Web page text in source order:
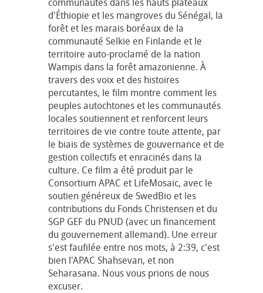
d'Éthiopie et les mangroves du Sénégal, la
forêt et les marais boréaux de la
communauté Selkie en Finlande et le
territoire auto-proclamé de la nation
Wampis dans la forêt amazonienne. À
travers des voix et des histoires
percutantes, le film montre comment les
peuples autochtones et les communautés
locales soutiennent et renforcent leurs
territoires de vie contre toute attente, par
le biais de systèmes de gouvernance et de
gestion collectifs et enracinés dans la
culture. Ce film a été produit par le
Consortium APAC et LifeMosaic, avec le
soutien généreux de SwedBio et les
contributions du Fonds Christensen et du
SGP GEF du PNUD (avec un financement
du gouvernement allemand). Une erreur
s'est faufilée entre nos mots, à 2:39, c'est
bien l'APAC Shahsevan, et non
Seharasana. Nous vous prions de nous
excuser.